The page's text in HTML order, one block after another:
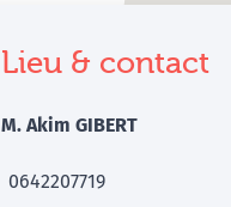
Lieu & contact
M. Akim GIBERT
0642207719